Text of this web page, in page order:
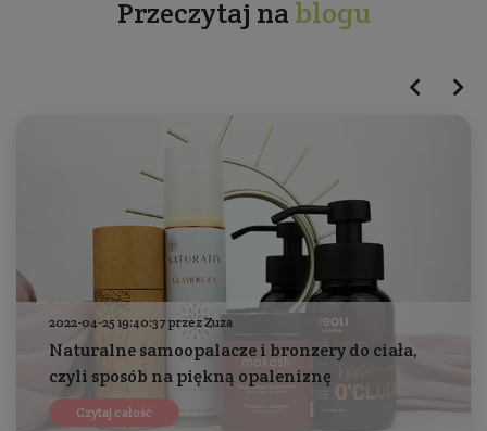
Przeczytaj na blogu
2022-04-25 19:40:37 przez Zuza
Naturalne samoopalacze i bronzery do ciała,
czyli sposób na piękną opaleniznę
Czytaj całość